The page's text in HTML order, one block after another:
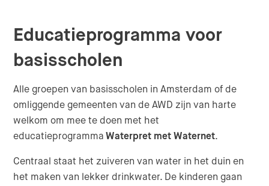
Educatieprogramma voor
basisscholen
Alle groepen van basisscholen in Amsterdam of de
omliggende gemeenten van de AWD zijn van harte
welkom om mee te doen met het
educatieprogrammaWaterpret met Waternet.
Centraal staat het zuiveren van water in het duin en
het maken van lekker drinkwater. De kinderen gaan